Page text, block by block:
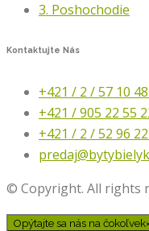
3. Poshochodie
Kontaktujte Nás
+421 / 2 / 57 10
+421 / 905 22 55
+421 / 2 / 52 96
© Copyright. All rights
Opýtajte sa nás na čokoľvek×